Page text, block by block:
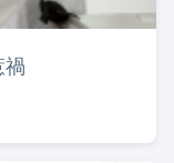
禍